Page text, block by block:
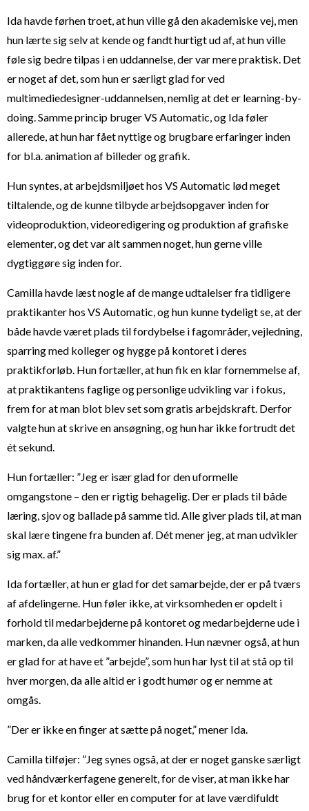
Ida havde førhen troet, at hun ville gå den akademiske vej, men
hun lærte sig selv at kende og fandt hurtigt ud af, at hun ville
føle sig bedre tilpas i en uddannelse, der var mere praktisk. Det
er noget af det, som hun er særligt glad for ved
multimediedesigner-uddannelsen, nemlig at det er learning-by-
doing. Samme princip bruger VS Automatic, og Ida føler
allerede, at hun har fået nyttige og brugbare erfaringer inden
for bl.a. animation af billeder og grafik.
Hun syntes, at arbejdsmiljøet hos VS Automatic lød meget
tiltalende, og de kunne tilbyde arbejdsopgaver inden for
videoproduktion, videoredigering og produktion af grafiske
elementer, og det var alt sammen noget, hun gerne ville
dygtiggøre sig inden for.
Camilla havde læst nogle af de mange udtalelser fra tidligere
praktikanter hos VS Automatic, og hun kunne tydeligt se, at der
både havde været plads til fordybelse i fagområder, vejledning,
sparring med kolleger og hygge på kontoret i deres
praktikforløb. Hun fortæller, at hun fik en klar fornemmelse af,
at praktikantens faglige og personlige udvikling var i fokus,
frem for at man blot blev set som gratis arbejdskraft. Derfor
valgte hun at skrive en ansøgning, og hun har ikke fortrudt det
ét sekund.
Hun fortæller: ”Jeg er især glad for den uformelle
omgangstone – den er rigtig behagelig. Der er plads til både
læring, sjov og ballade på samme tid. Alle giver plads til, at man
skal lære tingene fra bunden af. Dét mener jeg, at man udvikler
sig max. af.”
Ida fortæller, at hun er glad for det samarbejde, der er på tværs
af afdelingerne. Hun føler ikke, at virksomheden er opdelt i
forhold til medarbejderne på kontoret og medarbejderne ude i
marken, da alle vedkommer hinanden. Hun nævner også, at hun
er glad for at have et ”arbejde”, som hun har lyst til at stå op til
hver morgen, da alle altid er i godt humør og er nemme at
omgås.
”Der er ikke en finger at sætte på noget,” mener Ida.
Camilla tilføjer: ”Jeg synes også, at der er noget ganske særligt
ved håndværkerfagene generelt, for de viser, at man ikke har
brug for et kontor eller en computer for at lave værdifuldt